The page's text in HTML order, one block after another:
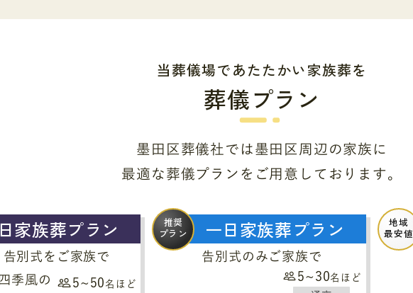
当葬儀場であたたかい家族葬を
葬儀プラン
墨田区葬儀社では墨田区周辺の家族に
最適な葬儀プランをご用意しております。
家族葬プラン
告別式をご家族で
5~50 名ほど
推奨
プラン
一日家族葬プラン
告別式のみご家族で
5~30名ほど
地域
最安値